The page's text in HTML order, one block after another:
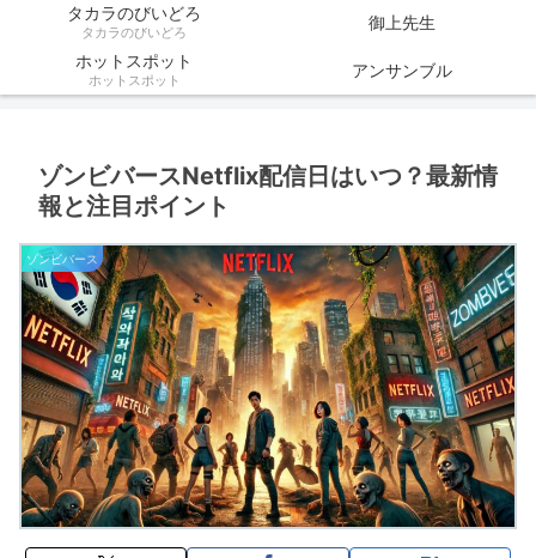
タカラのびいどろ
タカラのびいどろ
御上先生
ホットスポット
ホットスポット アンサンブル
ゾンビバースNetflix配信日はいつ？最新情
報と注目ポイント
ゾンビバース